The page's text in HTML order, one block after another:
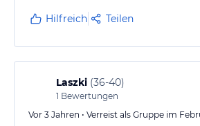
Hilfreich Teilen
Laszki (36-40)
1 Bewertungen
Vor 3 Jahren • Verreist als Gruppe im